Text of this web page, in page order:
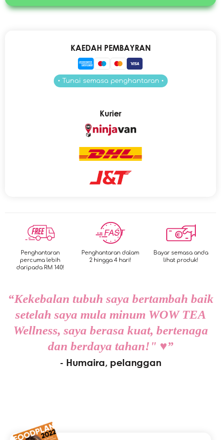
KAEDAH PEMBAYRAN
• Tunai semasa penghantaran •
Kurier
Penghantaran
percuma lebih
daripada RM 140!
Penghantaran dalam
2 hingga 4 hari!
Bayar semasa anda
lihat produk!
“Kekebalan tubuh saya bertambah baik
setelah saya mula minum WOW TEA
Wellness, saya berasa kuat, bertenaga
dan berdaya tahan!" ♥”
- Humaira, pelanggan